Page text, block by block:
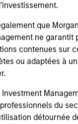
que
ne garantit
contenues sur
ou adaptées à
du
détournée